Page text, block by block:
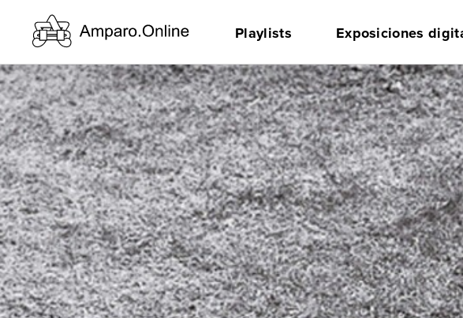
Playlists Exposiciones